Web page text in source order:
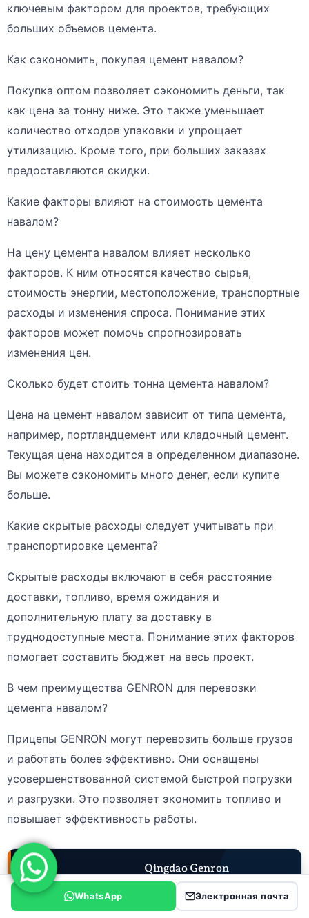
ключевым фактором для проектов, требующих
больших объемов цемента.
Как сэкономить, покупая цемент навалом?
Покупка оптом позволяет сэкономить деньги, так
как цена за тонну ниже. Это также уменьшает
количество отходов упаковки и упрощает
утилизацию. Кроме того, при больших заказах
предоставляются скидки.
Какие факторы влияют на стоимость цемента
навалом?
На цену цемента навалом влияет несколько
факторов. К ним относятся качество сырья,
стоимость энергии, местоположение, транспортные
расходы и изменения спроса. Понимание этих
факторов может помочь спрогнозировать
изменения цен.
Сколько будет стоить тонна цемента навалом?
Цена на цемент навалом зависит от типа цемента,
например, портландцемент или кладочный цемент.
Текущая цена находится в определенном диапазоне.
Вы можете сэкономить много денег, если купите
больше.
Какие скрытые расходы следует учитывать при
транспортировке цемента?
Скрытые расходы включают в себя расстояние
доставки, топливо, время ожидания и
дополнительную плату за доставку в
труднодоступные места. Понимание этих факторов
помогает составить бюджет на весь проект.
В чем преимущества GENRON для перевозки
цемента навалом?
Прицепы GENRON могут перевозить больше грузов
и работать более эффективно. Они оснащены
усовершенствованной системой быстрой погрузки
и разгрузки. Это позволяет экономить топливо и
повышает эффективность работы.
Qingdao Genron
International Trade Co.,
Полуприцепы · Запчасти для
WhatsApp Электронная почта